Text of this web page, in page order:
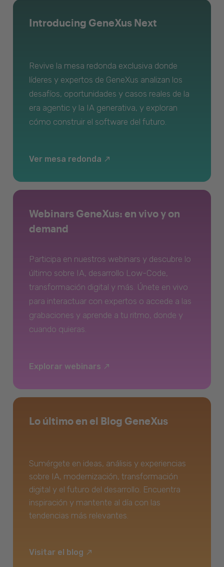
Introducing GeneXus Next
Revive la mesa redonda exclusiva donde
líderes y expertos de GeneXus analizan los
desafíos, oportunidades y casos reales de la
era agentic y la IA generativa, y exploran
cómo construir el software del futuro.
Ver mesa redonda
Webinars GeneXus: en vivo y on
demand
Participa en nuestros webinars y descubre lo
último sobre IA, desarrollo Low-Code,
transformación digital y más. Únete en vivo
para interactuar con expertos o accede a las
grabaciones y aprende a tu ritmo, donde y
cuando quieras.
Explorar webinars
Lo último en el Blog GeneXus
Sumérgete en ideas, análisis y experiencias
sobre IA, modernización, transformación
digital y el futuro del desarrollo. Encuentra
inspiración y mantente al día con las
tendencias más relevantes.
Visitar el blog